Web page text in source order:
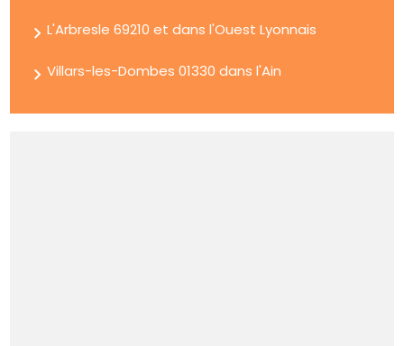
L'Arbresle 69210 et dans l'Ouest Lyonnais
Villars-les-Dombes 01330 dans l'Ain